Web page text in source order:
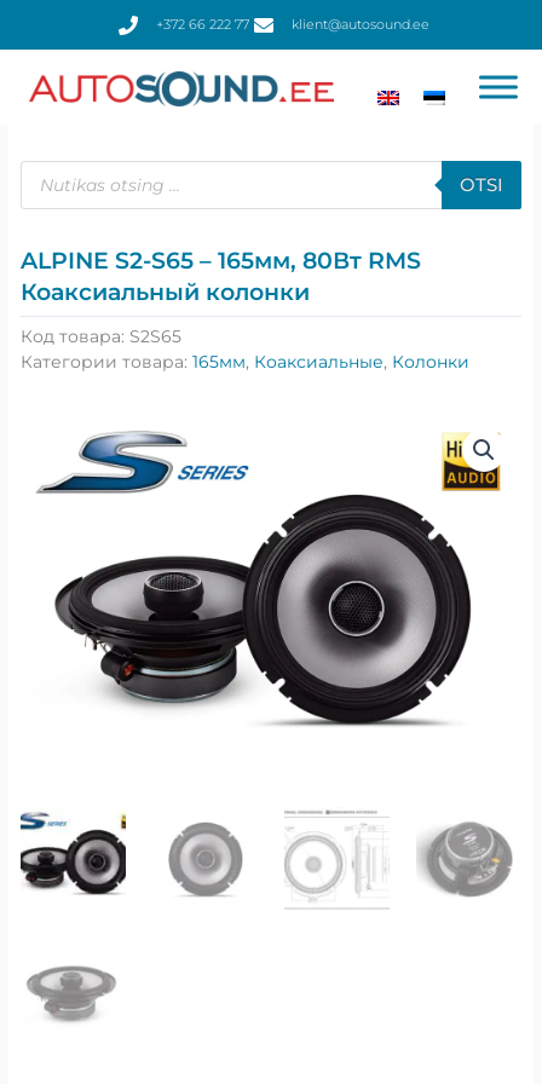
+372 66 222 77 klient@autosound.ee
Поиск
товаров
OTSI
ALPINE S2-S65 – 165мм, 80Вт RMS
Коаксиальный колонки
Код товара: S2S65
Категории товара: 165мм, Коаксиальные, Колонки